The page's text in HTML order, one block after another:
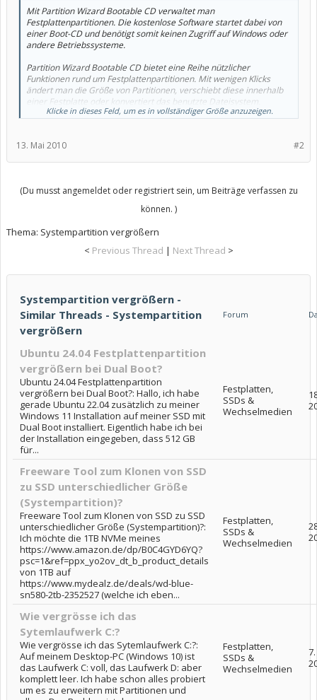
Mit Partition Wizard Bootable CD verwaltet man
Festplattenpartitionen. Die kostenlose Software startet dabei von
einer Boot-CD und benötigt somit keinen Zugriff auf Windows oder
andere Betriebssysteme.
Partition Wizard Bootable CD bietet eine Reihe nützlicher
Funktionen rund um Festplattenpartitionen. Mit wenigen Klicks
ändert man die Größe von Partitionen, verschiebt diese innerhalb
einer Festplatte oder konvertiert das benutzte Dateisystem.
Darüber hinaus lassen sich mit der Freeware Partitionen erstellen,
den passenden Helfer. Zudem stellt das Programm bei Bedarf den
Klicke in dieses Feld, um es in vollständiger Größe anzuzeigen.
#2
13. Mai 2010
(Du musst angemeldet oder registriert sein, um Beiträge verfassen zu
können. )
Thema: Systempartition vergrößern
< Previous Thread | Next Thread >
Systempartition vergrößern -
Similar Threads - Systempartition
vergrößern
Forum
Ubuntu 24.04 Festplattenpartition
vergrößern bei Dual Boot?
Ubuntu 24.04 Festplattenpartition
vergrößern bei Dual Boot?: Hallo, ich habe
gerade Ubuntu 22.04 zusätzlich zu meiner
Windows 11 Installation auf meiner SSD mit
Dual Boot installiert. Eigentlich habe ich bei
der Installation eingegeben, dass 512 GB
für...
Festplatten,
SSDs &
Wechselmedien
Freeware Tool zum Klonen von SSD
zu SSD unterschiedlicher Größe
(Systempartition)?
Freeware Tool zum Klonen von SSD zu SSD
unterschiedlicher Größe (Systempartition)?:
Ich möchte die 1TB NVMe meines
https://www.amazon.de/dp/B0C4GYD6YQ?
psc=1&ref=ppx_yo2ov_dt_b_product_details
von 1TB auf
https://www.mydealz.de/deals/wd-blue-
sn580-2tb-2352527 (welche ich eben...
Festplatten,
SSDs &
Wechselmedien
Wie vergrösse ich das
Sytemlaufwerk C:?
Wie vergrösse ich das Sytemlaufwerk C:?:
Auf meinem Desktop-PC (Windows 10) ist
das Laufwerk C: voll, das Laufwerk D: aber
komplett leer. Ich habe schon alles probiert
um es zu erweitern mit Partitionen und
Festplatten,
SSDs &
Wechselmedien